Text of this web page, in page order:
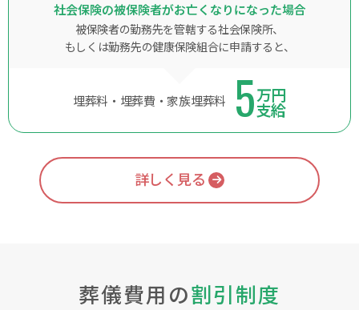
社会保険の被保険者がお亡くなりになった場合
被保険者の勤務先を管轄する社会保険所、
もしくは勤務先の健康保険組合に申請すると、
埋葬料・埋葬費・家族埋葬料 5万円
支給
詳しく見る
葬儀費用の割引制度